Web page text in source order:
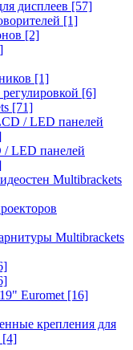
дисплеев [57]
[1]
[2]
[1]
[6]
[71]
/ LED панелей
LED панелей
Multibrackets
Multibrackets
Euromet [16]
крепления для
[4]